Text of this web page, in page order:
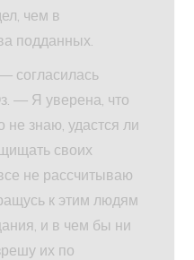
чем в
подданных.
согласилась
— Я уверена, что
не знаю, удастся ли
своих
не рассчитываю
к этим людям
и в чем бы ни
их по